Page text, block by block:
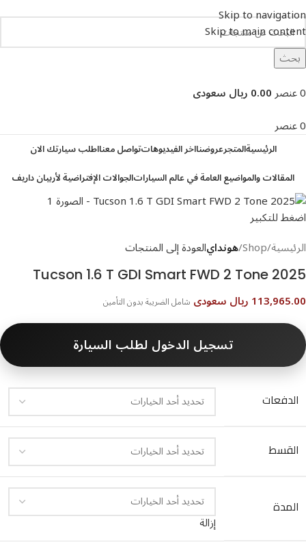
Skip to navigation
Skip to main content
بحث
0عنصر0.00 ريال سعودى
0عنصر
الرئيسيةالمتجرعروضنااخر الفيديوهاتتواصل معنااطلب سيارتك الان
المقالات والمواضيع العامة في عالم السياراتالجوالات الإفتراضية لأربيان داريف
اضغط للتكبير
الرئيسية Shopهوندايالعودة إلى المنتجات
113,965.00 ريال سعودى شامل الضريبة بدون التأمين
تسجيل الدخول لطلب السيارة
الدفعات
القسط
المدة
إزالة